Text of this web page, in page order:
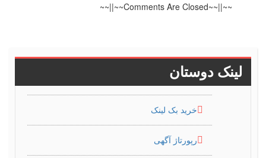
~~||~~Comments Are Closed~~||~~
لینک دوستان
خرید بک لینک
رپورتاژ آگهی